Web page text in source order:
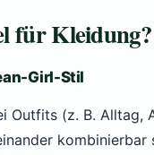
für Kleidung?
Girl-Stil
Outfits (z. B. Alltag,